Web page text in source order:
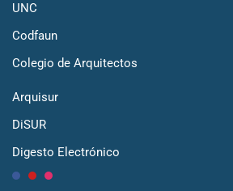
UNC
Codfaun
Colegio de Arquitectos
Arquisur
DiSUR
Digesto Electrónico